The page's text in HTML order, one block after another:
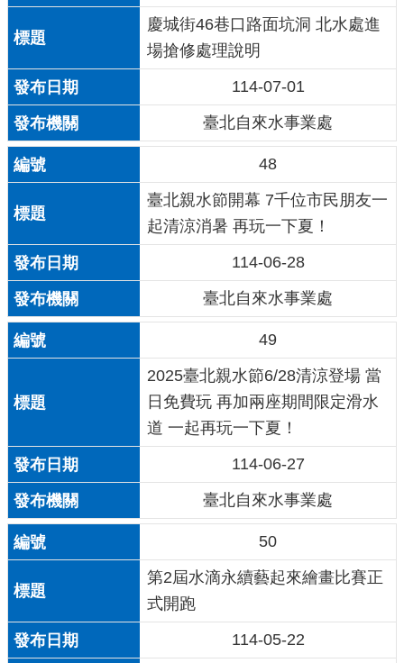
慶城街46巷口路面坑洞 北水處進
場搶修處理說明
114-07-01
臺北自來水事業處
48
臺北親水節開幕 7千位市民朋友一
起清涼消暑 再玩一下夏！
114-06-28
臺北自來水事業處
49
2025臺北親水節6/28清涼登場 當
日免費玩 再加兩座期間限定滑水
道 一起再玩一下夏！
114-06-27
臺北自來水事業處
50
第2屆水滴永續藝起來繪畫比賽正
式開跑
114-05-22